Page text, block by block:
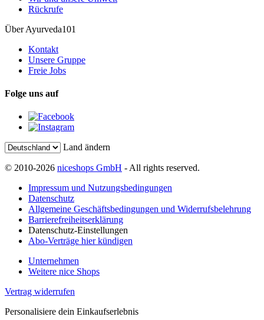
Rückrufe
Über Ayurveda101
Kontakt
Unsere Gruppe
Freie Jobs
Folge uns auf
Land ändern
© 2010-2026 niceshops GmbH - All rights reserved.
Impressum und Nutzungsbedingungen
Datenschutz
Allgemeine Geschäftsbedingungen und Widerrufsbelehrung
Barrierefreiheitserklärung
Datenschutz-Einstellungen
Abo-Verträge hier kündigen
Unternehmen
Weitere nice Shops
Vertrag widerrufen
Personalisiere dein Einkaufserlebnis